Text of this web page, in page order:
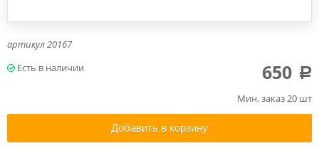
артикул20167
Мин. заказ 20 шт
650 a
Добавить в корзину